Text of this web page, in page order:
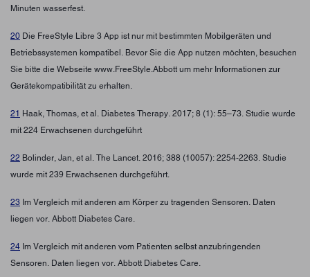
Minuten wasserfest.
20 Die FreeStyle Libre 3 App ist nur mit bestimmten Mobilgeräten und
Betriebssystemen kompatibel. Bevor Sie die App nutzen möchten, besuchen
Sie bitte die Webseite www.FreeStyle.Abbott um mehr Informationen zur
Gerätekompatibilität zu erhalten.
21 Haak, Thomas, et al. Diabetes Therapy. 2017; 8 (1): 55–73. Studie wurde
mit 224 Erwachsenen durchgeführt
22 Bolinder, Jan, et al. The Lancet. 2016; 388 (10057): 2254-2263. Studie
wurde mit 239 Erwachsenen durchgeführt.
23 Im Vergleich mit anderen am Körper zu tragenden Sensoren. Daten
liegen vor. Abbott Diabetes Care.
24 Im Vergleich mit anderen vom Patienten selbst anzubringenden
Sensoren. Daten liegen vor. Abbott Diabetes Care.